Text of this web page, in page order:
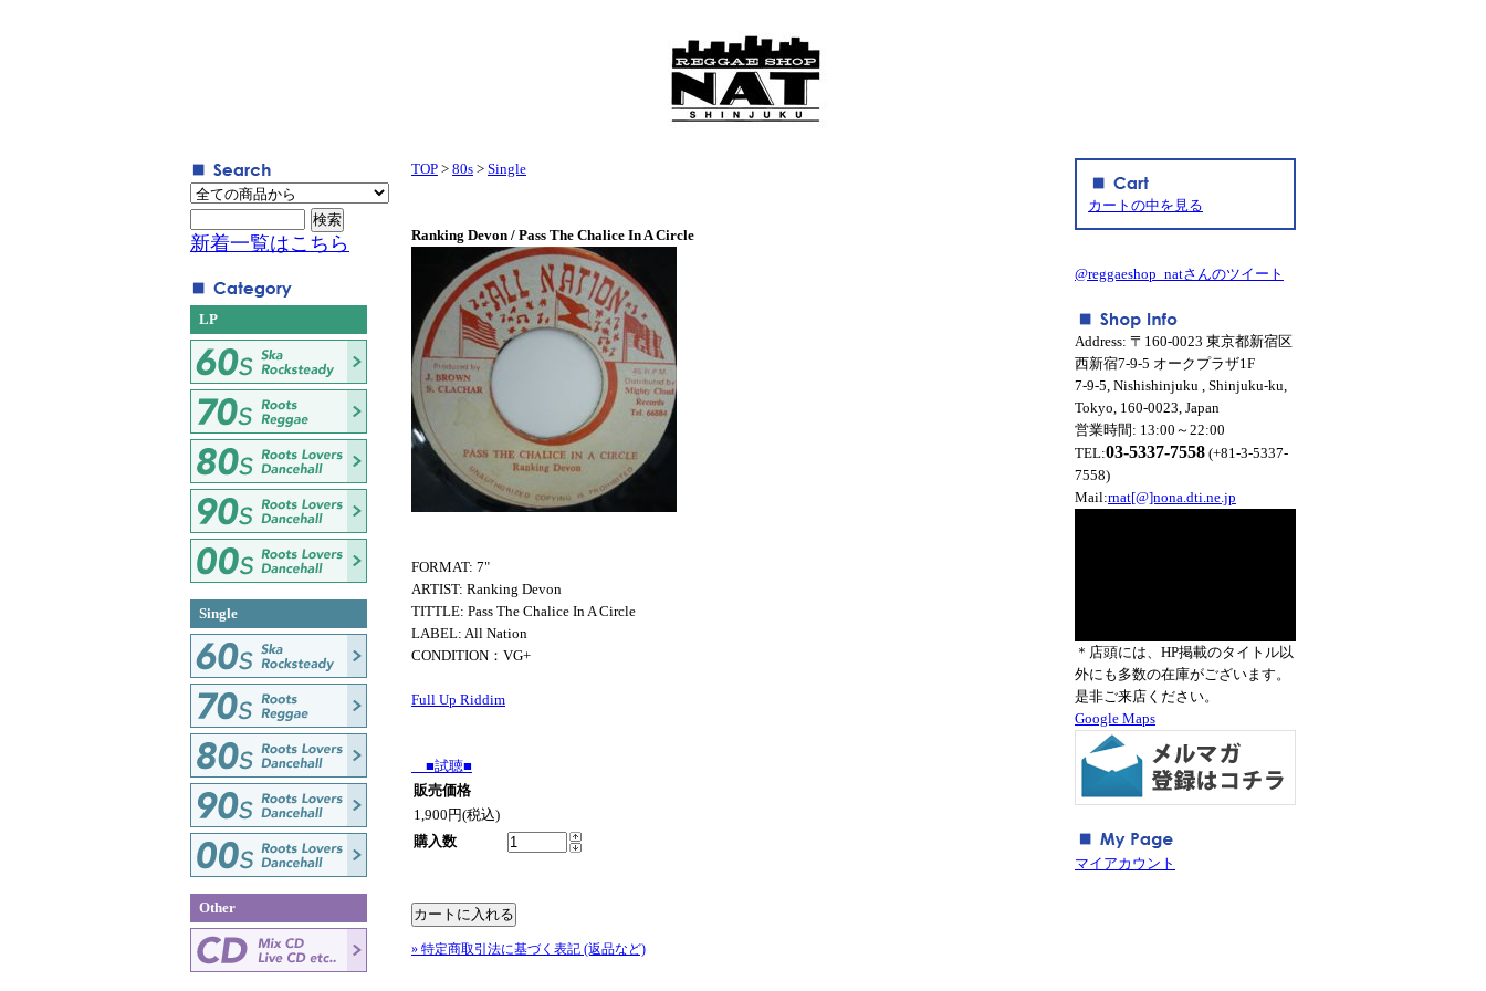
TOP > 80s > Single
Ranking Devon / Pass The Chalice In A Circle
FORMAT: 7"
ARTIST: Ranking Devon
TITTLE: Pass The Chalice In A Circle
LABEL: All Nation
CONDITION：VG+
Full Up Riddim
■試聴■
販売価格
1,900円(税込)
購入数
» 特定商取引法に基づく表記 (返品など)
新着一覧はこちら
LP
Single
Other
カートの中を見る
@reggaeshop_natさんのツイート
Address: 〒160-0023 東京都新宿区
西新宿7-9-5 オークプラザ1F
7-9-5, Nishishinjuku , Shinjuku-ku,
Tokyo, 160-0023, Japan
営業時間: 13:00～22:00
TEL:03-5337-7558 (+81-3-5337-
7558)
Mail:rnat[@]nona.dti.ne.jp
＊店頭には、HP掲載のタイトル以
外にも多数の在庫がございます。
是非ご来店ください。
Google Maps
マイアカウント